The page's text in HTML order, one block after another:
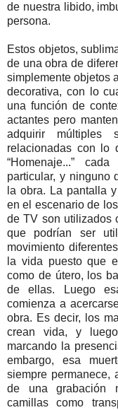
de nuestra libido,
persona.
Estos objetos,
de una obra de
simplemente objetos
decorativa, con lo
una función de
actantes pero
adquirir múltiples
relacionadas con lo
“Homenaje...”
particular, y ninguno
la obra. La pantalla
en el escenario de
de TV son utilizados
que podrían ser
movimiento
la vida puesto que
como de útero, los
de ellas. Luego
comienza a
obra. Es decir, los
crean vida, y
marcando la
embargo, esa
siempre
de una grabación
camillas como